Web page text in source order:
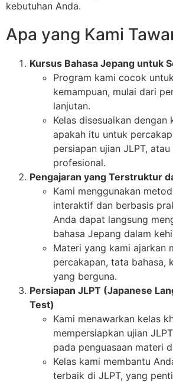
kebutuhan Anda.
Apa yang Kami
Kursus Bahasa Jepang untuk
Program kami cocok
kemampuan, mulai dari
lanjutan.
Kelas disesuaikan dengan
apakah itu untuk
persiapan ujian JLPT,
profesional.
Pengajaran yang Terstruktur
Kami menggunakan
interaktif dan berbasis
Anda dapat langsung
bahasa Jepang dalam
Materi yang kami ajarkan
percakapan, tata bahasa,
yang berguna.
Persiapan JLPT (Japanese
Test)
Kami menawarkan kelas
mempersiapkan ujian
pada penguasaan materi
Kelas kami membantu
terbaik di JLPT, yang